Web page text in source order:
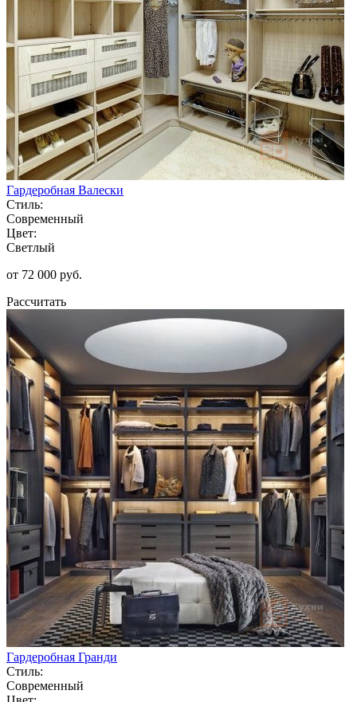
Гардеробная Валески
Стиль:
Современный
Цвет:
Светлый
от 72 000 руб.
Рассчитать
Гардеробная Гранди
Стиль:
Современный